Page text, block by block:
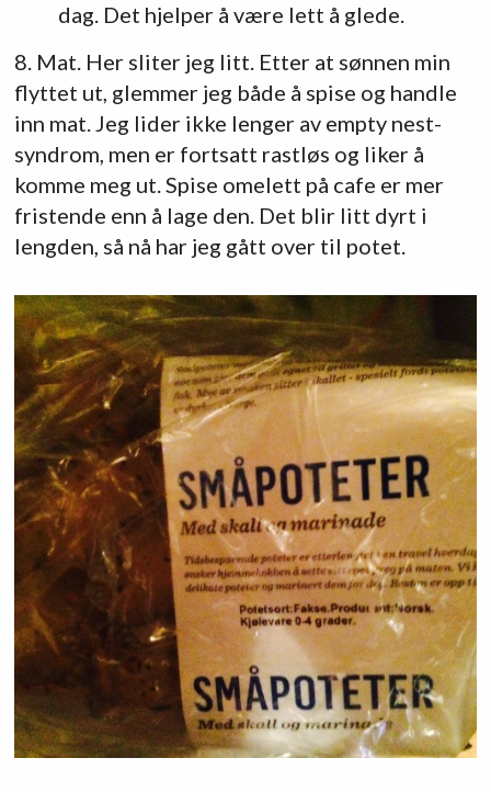
dag. Det hjelper å være lett å glede.
8. Mat. Her sliter jeg litt. Etter at sønnen min
flyttet ut, glemmer jeg både å spise og handle
inn mat. Jeg lider ikke lenger av empty nest-
syndrom, men er fortsatt rastløs og liker å
komme meg ut. Spise omelett på cafe er mer
fristende enn å lage den. Det blir litt dyrt i
lengden, så nå har jeg gått over til potet.